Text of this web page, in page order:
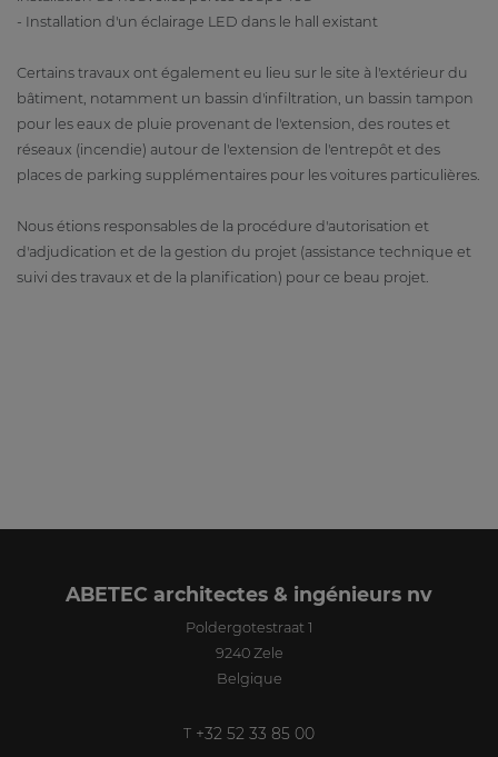
- Installation d'un éclairage LED dans le hall existant
Certains travaux ont également eu lieu sur le site à l'extérieur du
bâtiment, notamment un bassin d'infiltration, un bassin tampon
pour les eaux de pluie provenant de l'extension, des routes et
réseaux (incendie) autour de l'extension de l'entrepôt et des
places de parking supplémentaires pour les voitures particulières.
Nous étions responsables de la procédure d'autorisation et
d'adjudication et de la gestion du projet (assistance technique et
suivi des travaux et de la planification) pour ce beau projet.
ABETEC architectes & ingénieurs nv
Poldergotestraat 1
9240 Zele
Belgique
T +32 52 33 85 00